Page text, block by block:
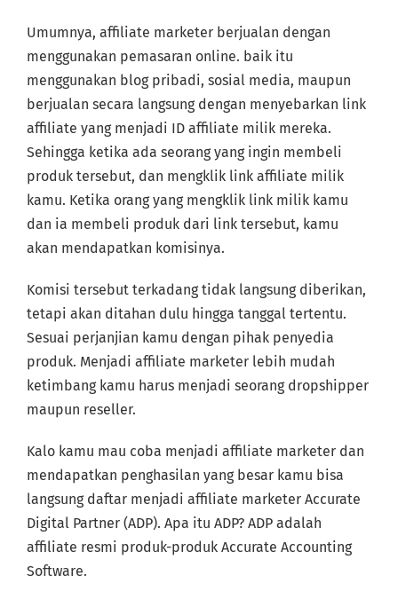
Umumnya, affiliate marketer berjualan dengan
menggunakan pemasaran online. baik itu
menggunakan blog pribadi, sosial media, maupun
berjualan secara langsung dengan menyebarkan link
affiliate yang menjadi ID affiliate milik mereka.
Sehingga ketika ada seorang yang ingin membeli
produk tersebut, dan mengklik link affiliate milik
kamu. Ketika orang yang mengklik link milik kamu
dan ia membeli produk dari link tersebut, kamu
akan mendapatkan komisinya.
Komisi tersebut terkadang tidak langsung diberikan,
tetapi akan ditahan dulu hingga tanggal tertentu.
Sesuai perjanjian kamu dengan pihak penyedia
produk. Menjadi affiliate marketer lebih mudah
ketimbang kamu harus menjadi seorang dropshipper
maupun reseller.
Kalo kamu mau coba menjadi affiliate marketer dan
mendapatkan penghasilan yang besar kamu bisa
langsung daftar menjadi affiliate marketer Accurate
Digital Partner (ADP). Apa itu ADP? ADP adalah
affiliate resmi produk-produk Accurate Accounting
Software.